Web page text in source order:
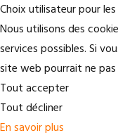
Choix utilisateur pour les
Nous utilisons des
services possibles. Si
site web pourrait ne
Tout accepter
Tout décliner
En savoir plus